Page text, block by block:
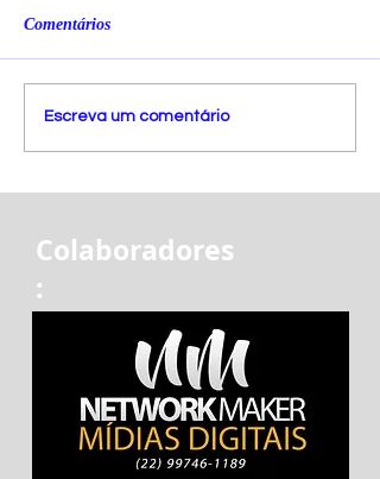
Comentários
Escreva um comentário
Colaboradores
: